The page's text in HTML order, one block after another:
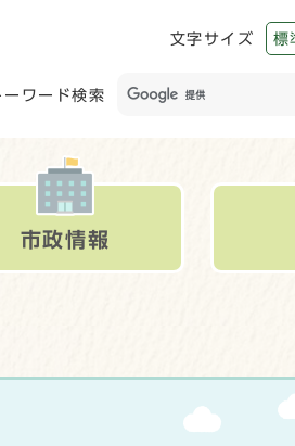
文字サイズ 標
ーワード検索
市政情報